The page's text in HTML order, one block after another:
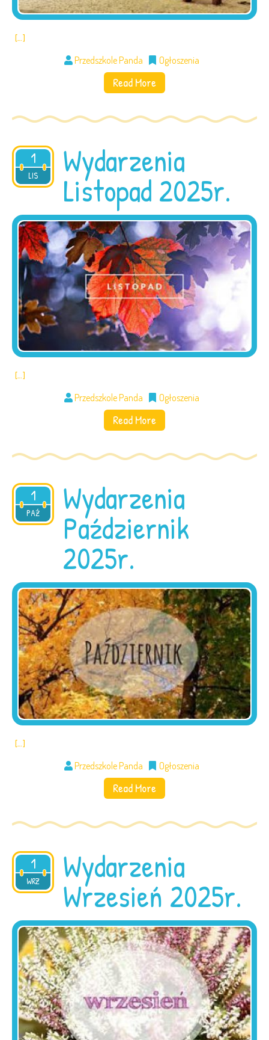
[…]
Przedszkole Panda Ogłoszenia
Read More
1
LIS
2025 Wydarzenia
Listopad 2025r.
[…]
Przedszkole Panda Ogłoszenia
Read More
1
PAŹ
2025 Wydarzenia
Październik
2025r.
[…]
Przedszkole Panda Ogłoszenia
Read More
1
WRZ
2025 Wydarzenia
Wrzesień 2025r.